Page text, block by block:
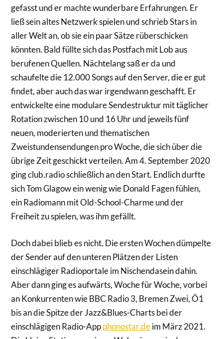
gefasst und er machte wunderbare Erfahrungen. Er
ließ sein altes Netzwerk spielen und schrieb Stars in
aller Welt an, ob sie ein paar Sätze rüberschicken
könnten. Bald füllte sich das Postfach mit Lob aus
berufenen Quellen. Nächtelang saß er da und
schaufelte die 12.000 Songs auf den Server, die er gut
findet, aber auch das war irgendwann geschafft. Er
entwickelte eine modulare Sendestruktur mit täglicher
Rotation zwischen 10 und 16 Uhr und jeweils fünf
neuen, moderierten und thematischen
Zweistundensendungen pro Woche, die sich über die
übrige Zeit geschickt verteilen. Am 4. September 2020
ging club.radio schließlich an den Start. Endlich durfte
sich Tom Glagow ein wenig wie Donald Fagen fühlen,
ein Radiomann mit Old­-School-Charme und der
Freiheit zu spielen, was ihm gefällt.
Doch dabei blieb es nicht. Die ersten Wochen dümpelte
der Sender auf den unteren Plätzen der Listen
einschlägiger Radioportale im Nischendasein dahin.
Aber dann ging es aufwärts, Woche für Woche, vorbei
an Konkurrenten wie BBC Radio 3, Bremen Zwei, Ö1
bis an die Spitze der Jazz&Blues­-Charts bei der
einschlägigen Radio­-Appphonostar.deim März 2021.